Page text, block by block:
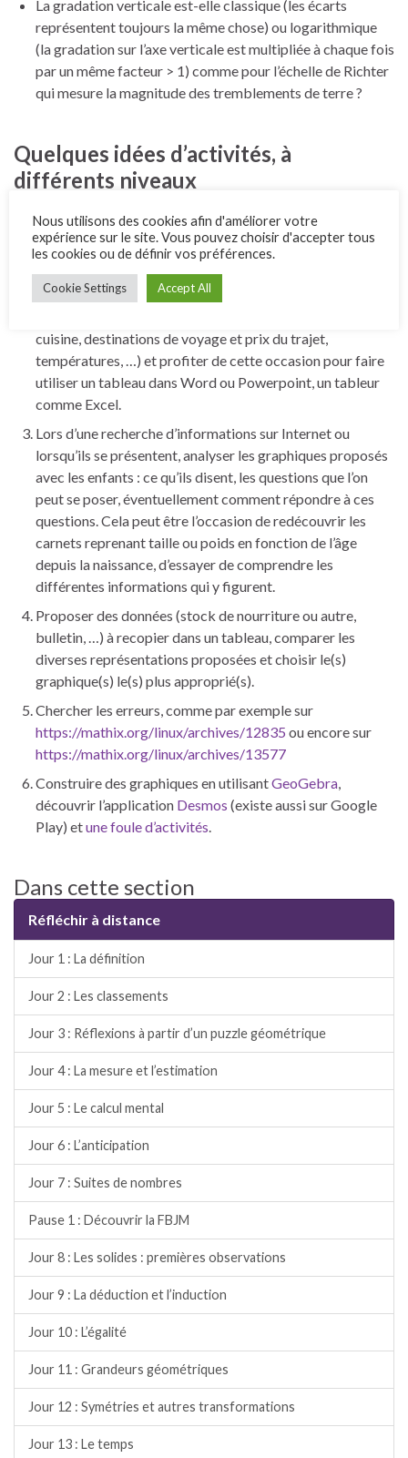
La gradation verticale est-elle classique (les écarts
représentent toujours la même chose) ou logarithmique
(la gradation sur l’axe verticale est multipliée à chaque fois
par un même facteur > 1) comme pour l’échelle de Richter
qui mesure la magnitude des tremblements de terre ?
Quelques idées d’activités, à
différents niveaux
Elaborer, utiliser puis faire écrire des tableaux lorsque
l’occasion se présente dans la vie quotidienne : calendrier,
répartition des tâches sur la semaine, planning de la
semaine, comptage de points lors d’un jeu, …
cuisine, destinations de voyage et prix du trajet,
températures, …) et profiter de cette occasion pour faire
utiliser un tableau dans Word ou Powerpoint, un tableur
comme Excel.
Lors d’une recherche d’informations sur Internet ou
lorsqu’ils se présentent, analyser les graphiques proposés
avec les enfants : ce qu’ils disent, les questions que l’on
peut se poser, éventuellement comment répondre à ces
questions. Cela peut être l’occasion de redécouvrir les
carnets reprenant taille ou poids en fonction de l’âge
depuis la naissance, d’essayer de comprendre les
différentes informations qui y figurent.
Proposer des données (stock de nourriture ou autre,
bulletin, …) à recopier dans un tableau, comparer les
diverses représentations proposées et choisir le(s)
graphique(s) le(s) plus approprié(s).
Chercher les erreurs, comme par exemple sur
https://mathix.org/linux/archives/12835 ou encore sur
https://mathix.org/linux/archives/13577
Construire des graphiques en utilisantGeoGebra,
découvrir l’application Desmos (existe aussi sur Google
Play) etune foule d’activités.
Dans cette section
Réfléchir à distance
Jour 1 : La définition
Jour 2 : Les classements
Jour 3 : Réflexions à partir d’un puzzle géométrique
Jour 4 : La mesure et l’estimation
Jour 5 : Le calcul mental
Jour 6 : L’anticipation
Jour 7 : Suites de nombres
Pause 1 : Découvrir la FBJM
Jour 8 : Les solides : premières observations
Jour 9 : La déduction et l’induction
Jour 10 : L’égalité
Jour 11 : Grandeurs géométriques
Jour 12 : Symétries et autres transformations
Jour 13 : Le temps
Nous utilisons des cookies afin d'améliorer votre
expérience sur le site. Vous pouvez choisir d'accepter tous
les cookies ou de définir vos préférences.
Cookie Settings Accept All